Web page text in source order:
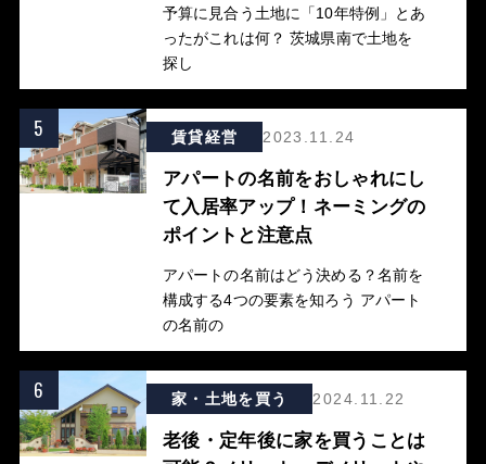
予算に見合う土地に「10年特例」とあ
ったがこれは何？ 茨城県南で土地を
探し
5 賃貸経営 2023.11.24
アパートの名前をおしゃれにし
て入居率アップ！ネーミングの
ポイントと注意点
アパートの名前はどう決める？名前を
構成する4つの要素を知ろう アパート
の名前の
6 家・土地を買う 2024.11.22
老後・定年後に家を買うことは